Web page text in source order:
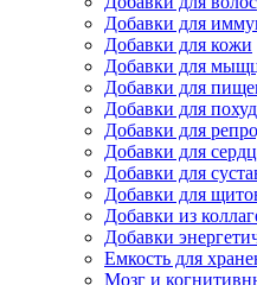
Добавки для
Добавки для кожи
Добавки для
Добавки для
Добавки для
Добавки для
Добавки для
Добавки для
Добавки для
Добавки из
Добавки
Емкость для
Мозг и